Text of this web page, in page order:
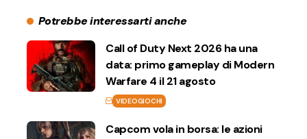
Potrebbe interessarti anche
Call of Duty Next 2026 ha una
data: primo gameplay di Modern
Warfare 4 il 21 agosto
VIDEOGIOCHI
Capcom vola in borsa: le azioni